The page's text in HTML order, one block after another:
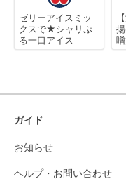
ゼリーアイスミッ
クスで★シャリぷ
る一口アイス
ガイド
お知らせ
ヘルプ・お問い合わせ